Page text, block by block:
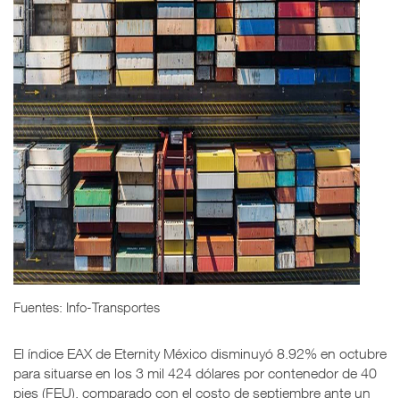
Fuentes: Info-Transportes
El índice EAX de Eternity México disminuyó 8.92% en octubre
para situarse en los 3 mil 424 dólares por contenedor de 40
pies (FEU), comparado con el costo de septiembre ante un